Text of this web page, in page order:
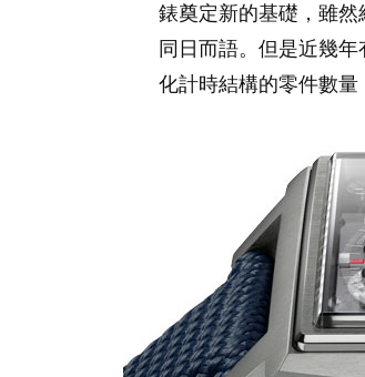
錶奠定新的基礎，雖
同日而語。但是近幾
化計時結構的零件數量